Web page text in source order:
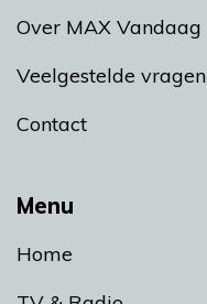
Menu
Home
Over MAX Vandaag
Veelgestelde vragen
Contact